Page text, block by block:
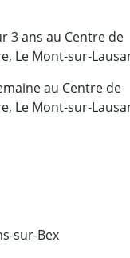
3 ans au Centre de
Le Mont-sur-
au Centre de
Le Mont-sur-
sur-Bex